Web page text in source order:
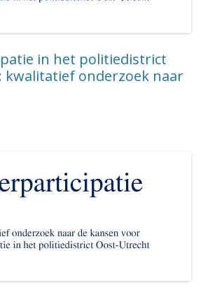
in het politiedistrict
kwalitatief onderzoek naar